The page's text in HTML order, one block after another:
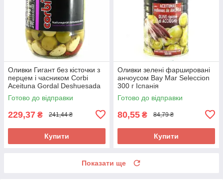
Оливки Гигант без кісточки з
перцем і часником Corbi
Aceituna Gordal Deshuesada
835 г Іспанія
Готово до відправки
229,37 ₴ 241,44 ₴
Купити
Оливки зелені фаршировані
анчоусом Bay Mar Seleccion
300 г Іспанія
Готово до відправки
80,55 ₴ 84,79 ₴
Купити
Показати ще